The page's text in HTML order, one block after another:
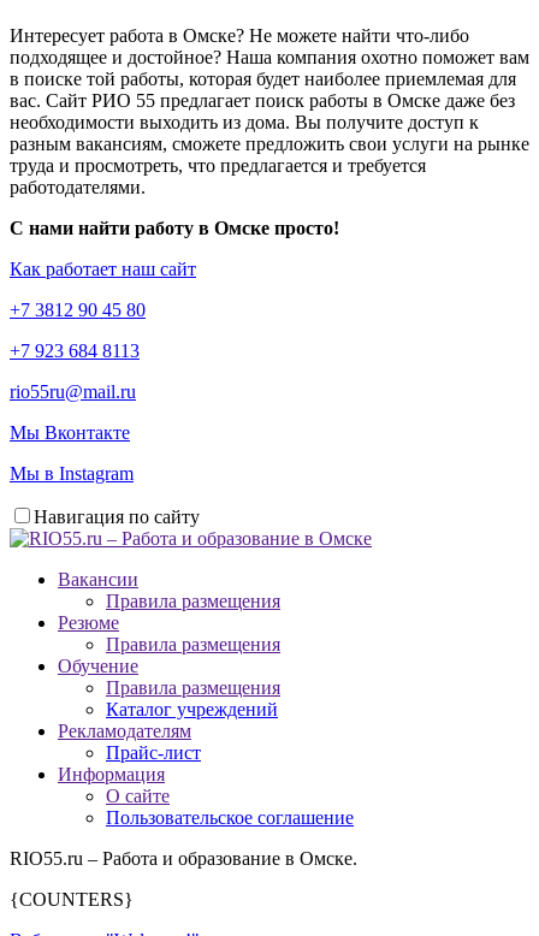
Интересует работа в Омске? Не можете найти что-либо
подходящее и достойное? Наша компания охотно поможет вам
в поиске той работы, которая будет наиболее приемлемая для
вас. Сайт РИО 55 предлагает поиск работы в Омске даже без
необходимости выходить из дома. Вы получите доступ к
разным вакансиям, сможете предложить свои услуги на рынке
труда и просмотреть, что предлагается и требуется
работодателями.
С нами найти работу в Омске просто!
Как работает наш сайт
+7 3812 90 45 80
+7 923 684 8113
rio55ru@mail.ru
Мы Вконтакте
Мы в Instagram
Навигация по сайту
Вакансии
Правила размещения
Резюме
Правила размещения
Обучение
Правила размещения
Каталог учреждений
Рекламодателям
Прайс-лист
Информация
О сайте
Пользовательское соглашение
RIO55.ru – Работа и образование в Омске.
{COUNTERS}